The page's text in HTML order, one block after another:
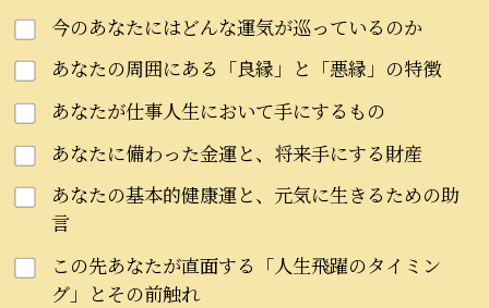
今のあなたにはどんな運気が巡っているのか
あなたの周囲にある「良縁」と「悪縁」の特徴
あなたが仕事人生において手にするもの
あなたに備わった金運と、将来手にする財産
あなたの基本的健康運と、元気に生きるための助
言
この先あなたが直面する「人生飛躍のタイミン
グ」とその前触れ